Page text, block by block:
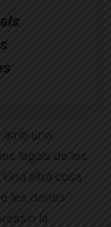
una
legals de les
altra cosa
les dones
la